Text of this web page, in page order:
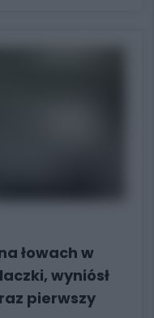
łowach w
wyniósł
pierwszy